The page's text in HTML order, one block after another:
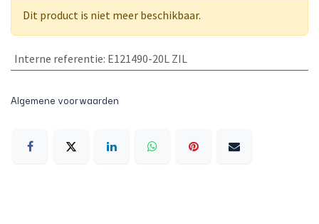
Dit product is niet meer beschikbaar.
Interne referentie: E121490-20L ZIL
Algemene voorwaarden